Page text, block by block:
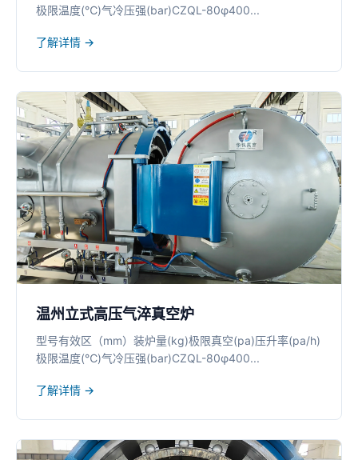
极限温度(℃)气冷压强(bar)CZQL-80φ400...
了解详情 →
温州立式高压气淬真空炉
型号有效区（mm）装炉量(kg)极限真空(pa)压升率(pa/h)
极限温度(℃)气冷压强(bar)CZQL-80φ400...
了解详情 →